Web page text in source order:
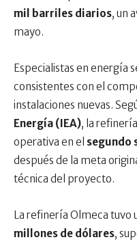
mil barriles diarios, un
mayo.
Especialistas en energía
consistentes con el
instalaciones nuevas.
Energía (IEA), la
operativa en el segundo
después de la meta
técnica del proyecto.
La refinería Olmeca tuvo
millones de dólares,